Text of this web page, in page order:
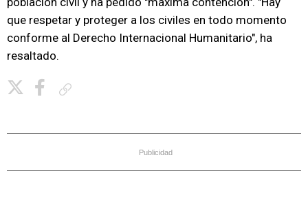
que respetar y proteger a los civiles en todo momento
conforme al Derecho Internacional Humanitario", ha
resaltado.
Publicidad